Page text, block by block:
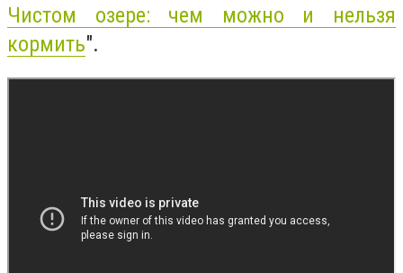
Чистом озере: чем можно и нельзя
кормить".